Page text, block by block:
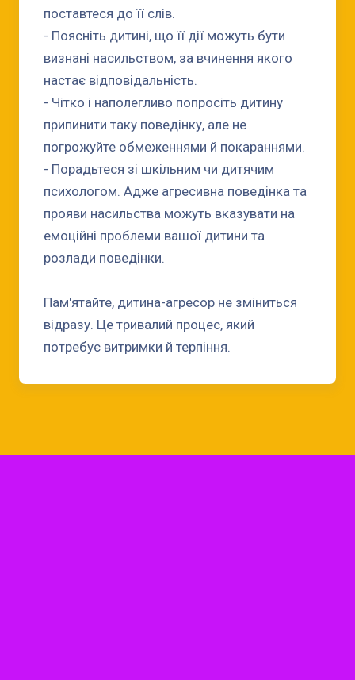
поставтеся до її слів.
- Поясніть дитині, що її дії можуть бути
визнані насильством, за вчинення якого
настає відповідальність.
- Чітко і наполегливо попросіть дитину
припинити таку поведінку, але не
погрожуйте обмеженнями й покараннями.
- Порадьтеся зі шкільним чи дитячим
психологом. Адже агресивна поведінка та
прояви насильства можуть вказувати на
емоційні проблеми вашої дитини та
розлади поведінки.
Пам'ятайте, дитина-агресор не зміниться
відразу. Це тривалий процес, який
потребує витримки й терпіння.